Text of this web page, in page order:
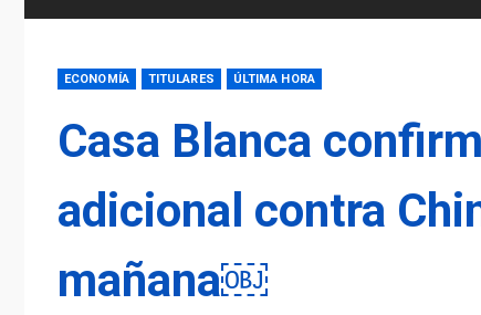
ECONOMÍA TITULARES ÚLTIMA HORA
Casa Blanca
adicional contra
mañana￼